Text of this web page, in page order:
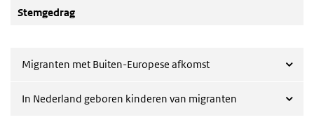
Stemgedrag
Migranten met Buiten-Europese afkomst
In Nederland geboren kinderen van migranten